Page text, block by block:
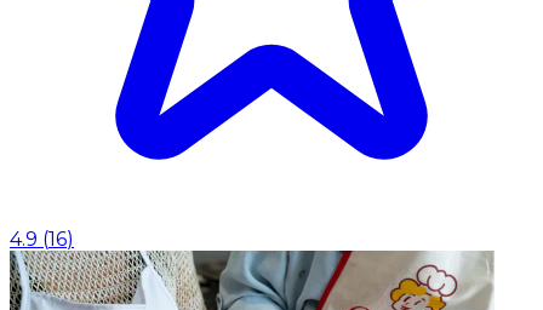
4.9 (16)